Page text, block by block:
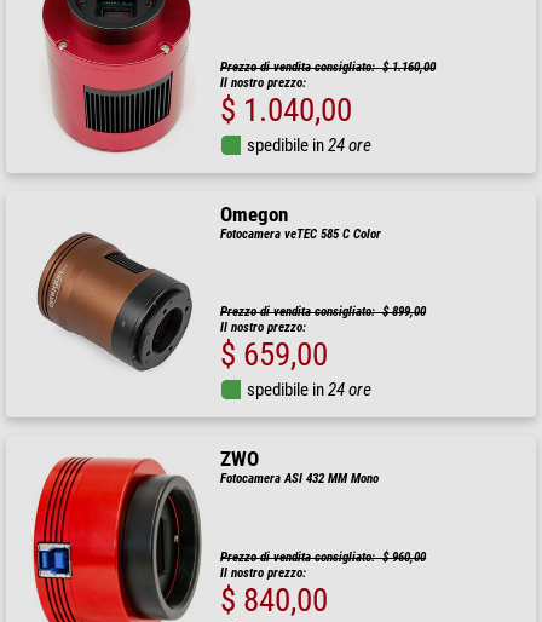
Prezzo di vendita consigliato: $ 1.160,00
Il nostro prezzo:
$ 1.040,00
spedibile in24 ore
Omegon
Fotocamera veTEC 585 C Color
Prezzo di vendita consigliato: $ 899,00
Il nostro prezzo:
$ 659,00
spedibile in24 ore
ZWO
Fotocamera ASI 432 MM Mono
Prezzo di vendita consigliato: $ 960,00
Il nostro prezzo:
$ 840,00